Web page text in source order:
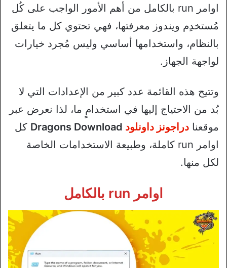
اوامر run بالكامل من أهم الأمور الواجب على كُل
مُستخدِم ويندوز معرفتها، فهي تحتوي كل ما يتعلق
بالنظام، واستخدامها أساسي وليس مُجرد خيارات
لواجهة الجهاز.
وتتيح هذه القائمة عدد كبير من الإعدادات التي لا
بُد من الاحتياج إليها في استخدامٍ ما، لذا نعرض عبر
موقعنا دراجونز داونلود
كل
اوامر run كاملة، وطبيعة الاستخدامات الخاصة
لكل منها.
اوامر run بالكامل